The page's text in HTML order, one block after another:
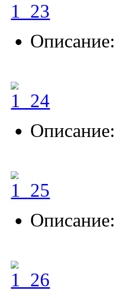
Описание:
Описание:
Описание: